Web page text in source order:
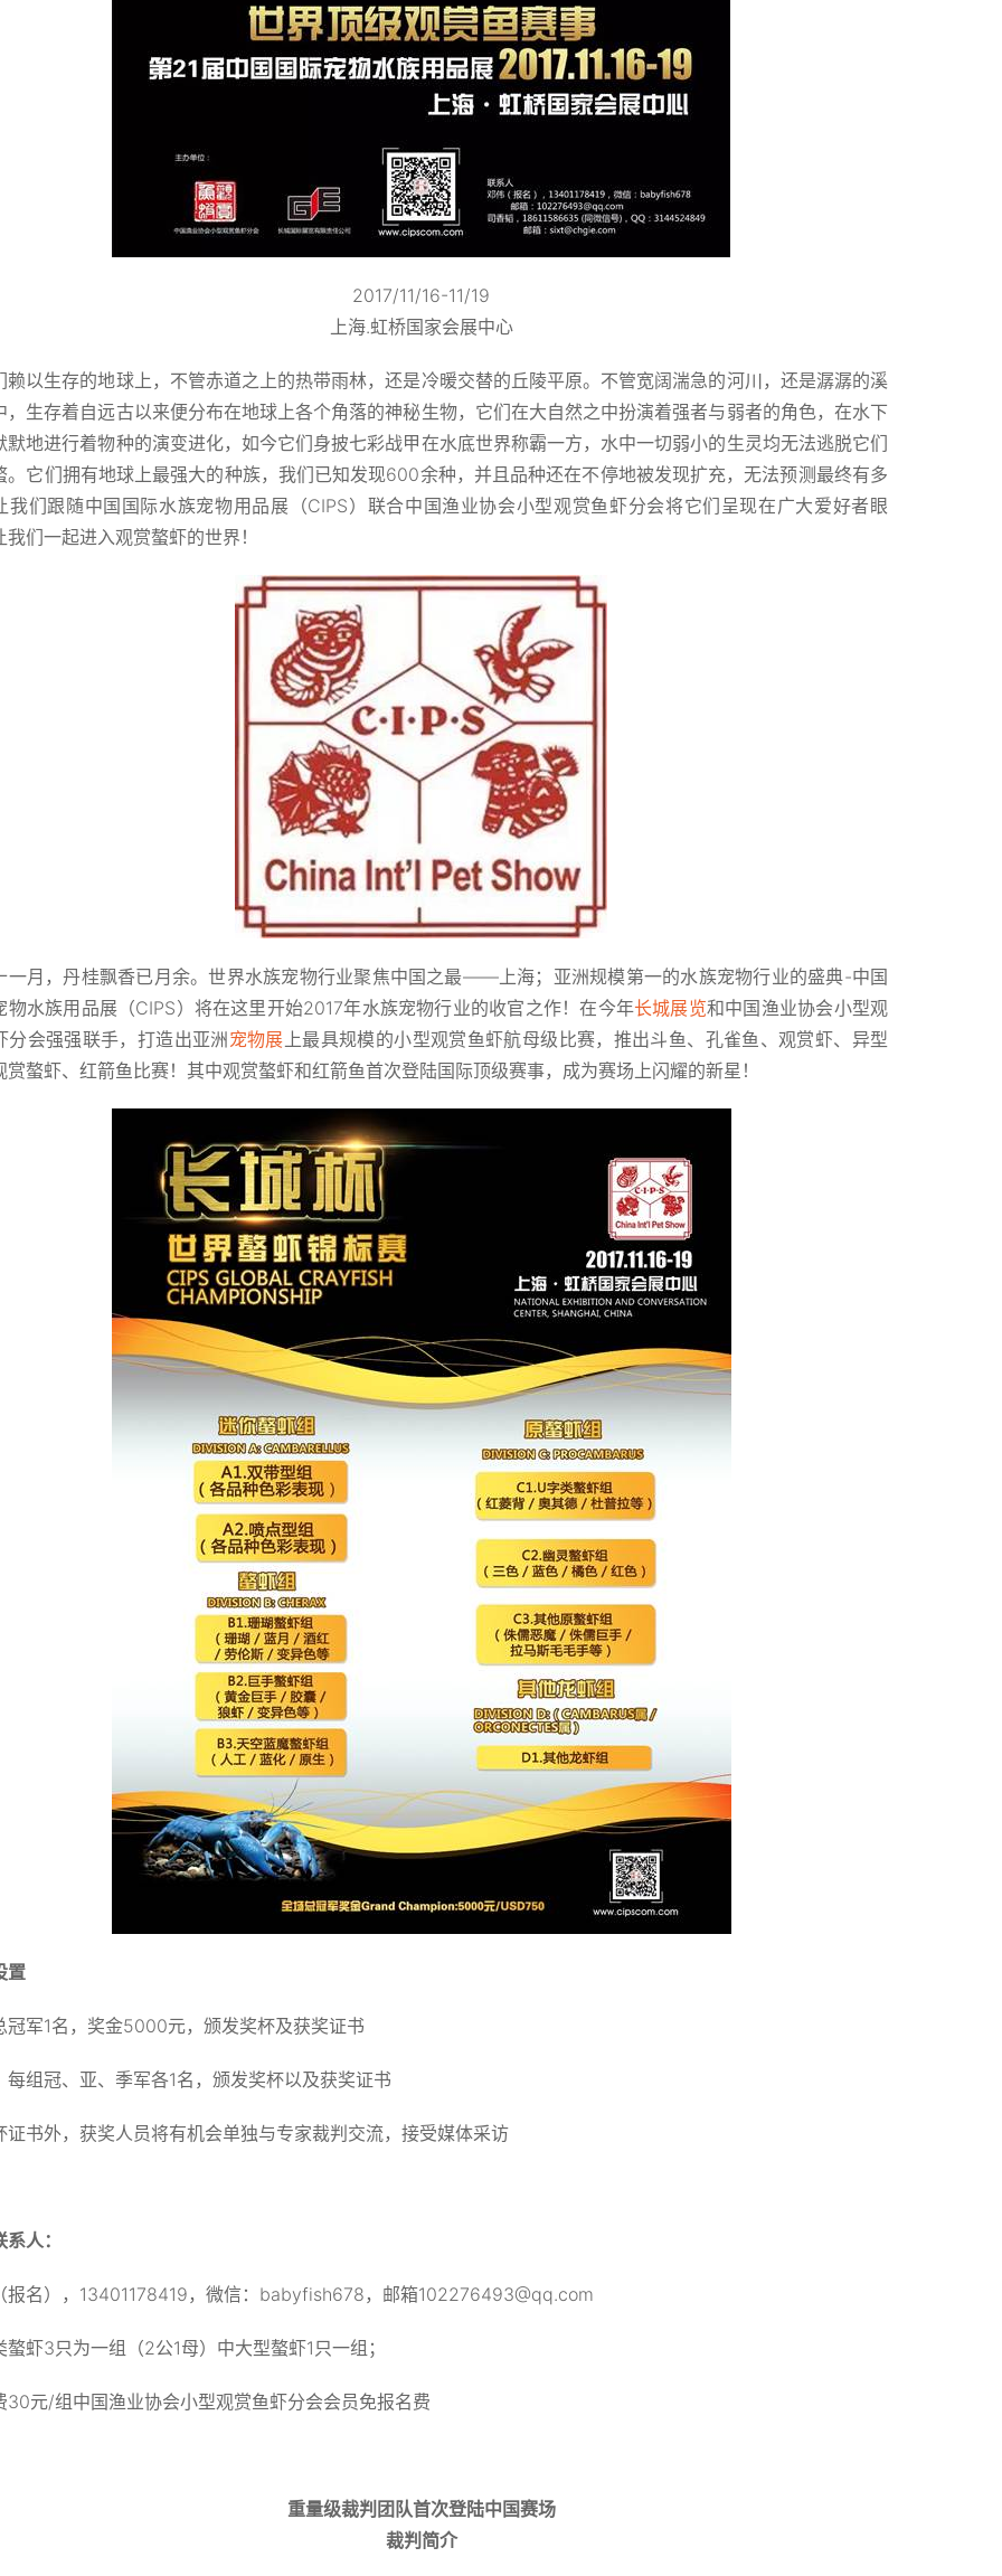
2017/11/16-11/19
上海.虹桥国家会展中心
赖以生存的地球上，不管赤道之上的热带雨林，还是冷暖交替的丘陵平原。不管宽阔湍急的河川，还是潺潺的溪
，生存着自远古以来便分布在地球上各个角落的神秘生物，它们在大自然之中扮演着强者与弱者的角色，在水下
默地进行着物种的演变进化，如今它们身披七彩战甲在水底世界称霸一方，水中一切弱小的生灵均无法逃脱它们
。它们拥有地球上最强大的种族，我们已知发现600余种，并且品种还在不停地被发现扩充，无法预测最终有多
我们跟随中国国际水族宠物用品展（CIPS）联合中国渔业协会小型观赏鱼虾分会将它们呈现在广大爱好者眼
我们一起进入观赏螯虾的世界！
一月，丹桂飘香已月余。世界水族宠物行业聚焦中国之最——上海；亚洲规模第一的水族宠物行业的盛典-中国
物水族用品展（CIPS）将在这里开始2017年水族宠物行业的收官之作！在今年长城展览和中国渔业协会小型观
分会强强联手，打造出亚洲 宠物展上最具规模的小型观赏鱼虾航母级比赛，推出斗鱼、孔雀鱼、观赏虾、异型
赏螯虾、红箭鱼比赛！其中观赏螯虾和红箭鱼首次登陆国际顶级赛事，成为赛场上闪耀的新星！
置
冠军1名，奖金5000元，颁发奖杯及获奖证书
每组冠、亚、季军各1名，颁发奖杯以及获奖证书
证书外，获奖人员将有机会单独与专家裁判交流，接受媒体采访
人：
报名），13401178419，微信：babyfish678，邮箱102276493@qq.com
螯虾3只为一组（2公1母）中大型螯虾1只一组；
30元/组中国渔业协会小型观赏鱼虾分会会员免报名费
重量级裁判团队首次登陆中国赛场
裁判简介